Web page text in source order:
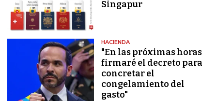
Singapur
HACIENDA
"En las próximas horas
firmaré el decreto para
concretar el
congelamiento del
gasto"